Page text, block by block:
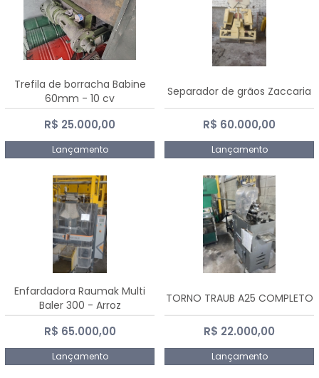
Trefila de borracha Babine
60mm - 10 cv
R$ 25.000,00
Lançamento
Separador de grãos Zaccaria
R$ 60.000,00
Lançamento
Enfardadora Raumak Multi
Baler 300 - Arroz
R$ 65.000,00
Lançamento
TORNO TRAUB A25 COMPLETO
R$ 22.000,00
Lançamento